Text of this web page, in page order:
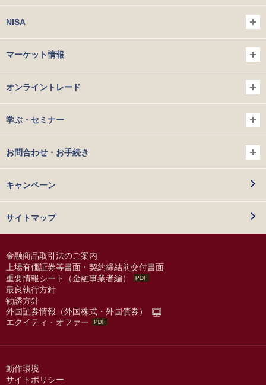
NISA
マーケット情報
オンライントレード
学ぶ・セミナー
お問合わせ・お手続き
キャンペーン
サイトマップ
金融商品取引法のご案内
上場有価証券等書面・契約締結前交付書面
重要情報シート（金融事業者編）
最良執行方針
勧誘方針
外国証券情報（外国株式・外国債券）
エクイティ・オファー
動作環境
サイトポリシー